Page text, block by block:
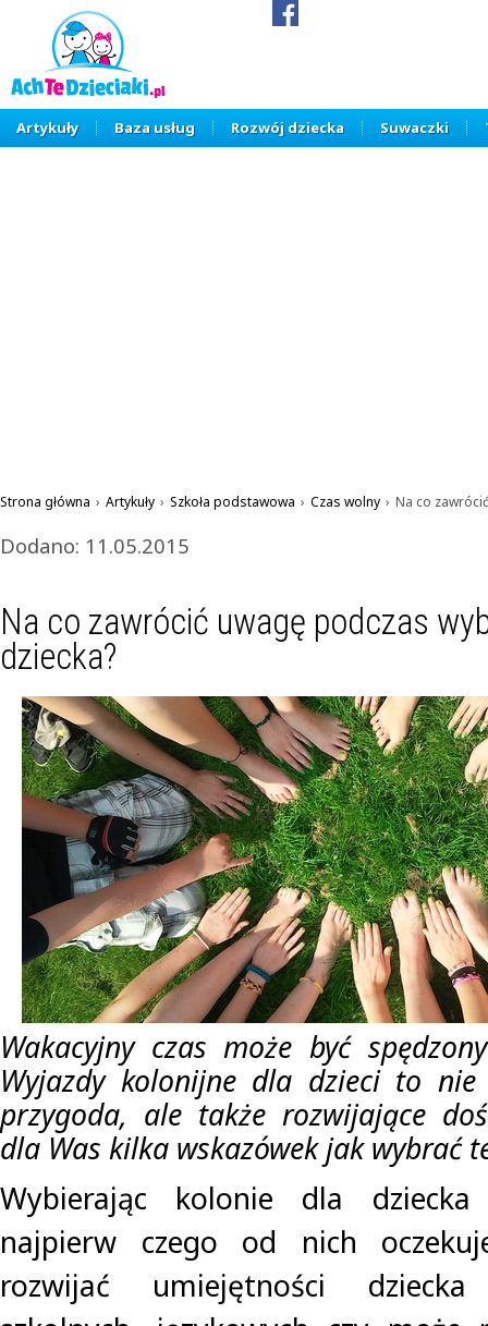
Artykuły Baza usług Rozwój dziecka Suwaczki
Strona główna › Artykuły › Szkoła podstawowa › Czas wolny › Na co
Dodano: 11.05.2015
Na co zawrócić uwagę podczas
dziecka?
Wakacyjny czas może być
Wyjazdy kolonijne dla dzieci to
przygoda, ale także rozwijające
dla Was kilka wskazówek jak wybrać
Wybierając kolonie dla
najpierw czego od nich
rozwijać umiejętności